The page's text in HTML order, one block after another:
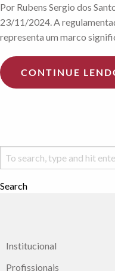
Por Rubens Sergio dos
23/11/2024. A
representa um marco
CONTINUE
Search
Institucional
Profissionais